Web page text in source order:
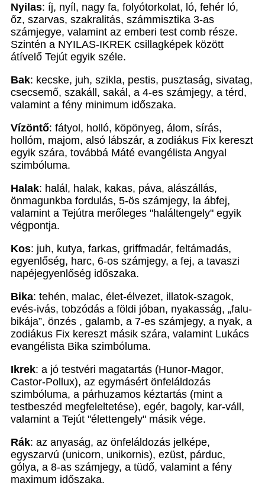
Nyilas: íj, nyíl, nagy fa, folyótorkolat, ló, fehér ló,
őz, szarvas, szakralitás, számmisztika 3-as
számjegye, valamint az emberi test comb része.
Szintén a NYILAS-IKREK csillagképek között
átívelő Tejút egyik széle.
Bak: kecske, juh, szikla, pestis, pusztaság, sivatag,
csecsemő, szakáll, sakál, a 4-es számjegy, a térd,
valamint a fény minimum időszaka.
Vízöntő: fátyol, holló, köpönyeg, álom, sírás,
hollóm, majom, alsó lábszár, a zodiákus Fix kereszt
egyik szára, továbbá Máté evangélista Angyal
szimbóluma.
Halak: halál, halak, kakas, páva, alászállás,
önmagunkba fordulás, 5-ös számjegy, la ábfej,
valamint a Tejútra merőleges "haláltengely" egyik
végpontja.
Kos: juh, kutya, farkas, griffmadár, feltámadás,
egyenlőség, harc, 6-os számjegy, a fej, a tavaszi
napéjegyenlőség időszaka.
Bika: tehén, malac, élet-élvezet, illatok-szagok,
evés-ivás, tobzódás a földi jóban, nyakasság, „falu-
bikája”, önzés , galamb, a 7-es számjegy, a nyak, a
zodiákus Fix kereszt másik szára, valamint Lukács
evangélista Bika szimbóluma.
Ikrek: a jó testvéri magatartás (Hunor-Magor,
Castor-Pollux), az egymásért önfeláldozás
szimbóluma, a párhuzamos kéztartás (mint a
testbeszéd megfeleltetése), egér, bagoly, kar-váll,
valamint a Tejút "élettengely" másik vége.
Rák: az anyaság, az önfeláldozás jelképe,
egyszarvú (unicorn, unikornis), ezüst, párduc,
gólya, a 8-as számjegy, a tüdő, valamint a fény
maximum időszaka.